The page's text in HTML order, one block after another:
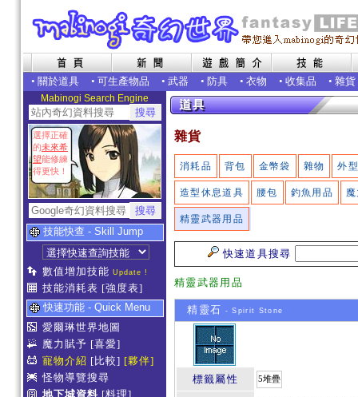
• 關於道具 • 可生產物品 • 武器 • 防具 • 衣物 • 收集品 • 雜貨
Mabinogi Search Engine
選擇正確
的未來希
望能修練
得更快！
技能快查 - Skill Jump
數值增加技能 Update !
技能消耗表 [強度表]
快速功能 - Quick Menu
愛爾琳世界地圖
魔力賦予 [喜愛]
寵物介紹 [比較] [夥伴]
怪物導覽搜尋
地下城資料 [料理]
雜貨
消耗品 背包 金幣袋 雜物 外
造型休息道具 腰包 釣魚用品
精靈武器用品
快速道具搜尋
精靈武器用品
精靈石 - Spirit Stone
標籤屬性 5堆疊